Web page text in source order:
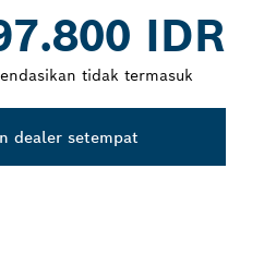
IDR
tidak termasuk
dealer setempat